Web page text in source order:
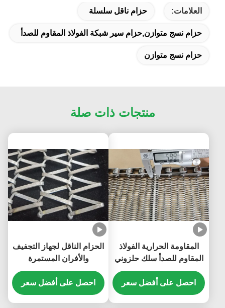
العلامات: حزام ناقل سلسلة
حزام نسج متوازن,حزام سير شبكة الفولاذ المقاوم للصدأ
حزام نسج متوازن
منتجات ذات صلة
المقاومة الحرارية الفولاذ
المقاوم للصدأ سلك حلزوني
سلسلة وصلة توازن النسيج
الشبكة الحامل الحزام للخبز
تجفيف غسل تقليد
احصل على أفضل سعر
الحزام الناقل لجهاز التجفيف
والأفران المستمرة
احصل على أفضل سعر